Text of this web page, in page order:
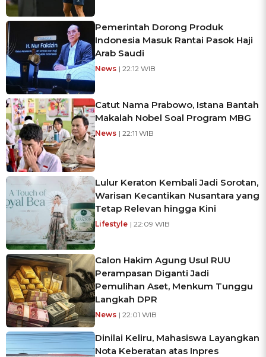
Pemerintah Dorong Produk
Indonesia Masuk Rantai Pasok Haji
Arab Saudi
News | 22:12 WIB
Catut Nama Prabowo, Istana Bantah
Makalah Nobel Soal Program MBG
News | 22:11 WIB
Lulur Keraton Kembali Jadi Sorotan,
Warisan Kecantikan Nusantara yang
Tetap Relevan hingga Kini
Lifestyle | 22:09 WIB
Calon Hakim Agung Usul RUU
Perampasan Diganti Jadi
Pemulihan Aset, Menkum Tunggu
Langkah DPR
News | 22:01 WIB
Dinilai Keliru, Mahasiswa Layangkan
Nota Keberatan atas Inpres